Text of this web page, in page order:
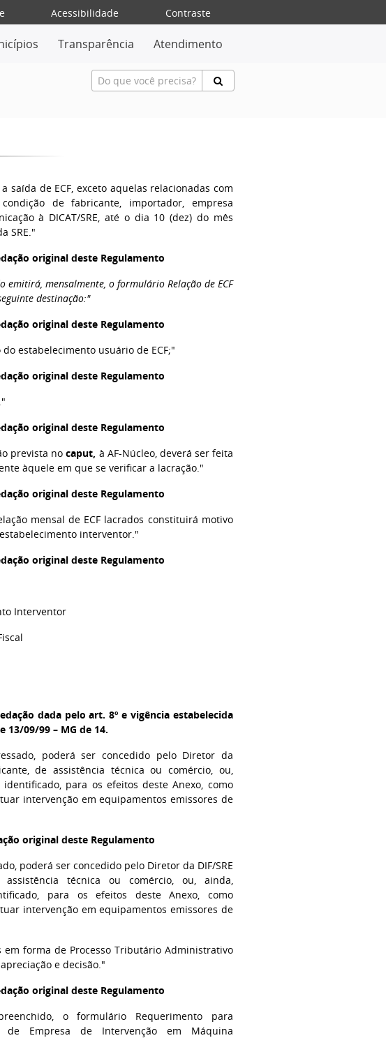
Acessibilidade
Contraste
Transparência Atendimento
saída de ECF, exceto aquelas relacionadas com
de fabricante, importador, empresa
à DICAT/SRE, até o dia 10 (dez) do mês
SRE."
original deste Regulamento
emitirá, mensalmente, o formulário Relação de ECF
destinação:"
original deste Regulamento
estabelecimento usuário de ECF;"
original deste Regulamento
original deste Regulamento
prevista nocaput, à AF-Núcleo, deverá ser feita
àquele em que se verificar a lacração."
original deste Regulamento
mensal de ECF lacrados constituirá motivo
interventor."
original deste Regulamento
Interventor
dada pelo art. 8º e vigência estabelecida
13/09/99 – MG de 14.
poderá ser concedido pelo Diretor da
de assistência técnica ou comércio, ou,
para os efeitos deste Anexo, como
intervenção em equipamentos emissores de
original deste Regulamento
poderá ser concedido pelo Diretor da DIF/SRE
técnica ou comércio, ou, ainda,
para os efeitos deste Anexo, como
intervenção em equipamentos emissores de
em forma de Processo Tributário Administrativo
e decisão."
original deste Regulamento
o formulário Requerimento para
de Empresa de Intervenção em Máquina